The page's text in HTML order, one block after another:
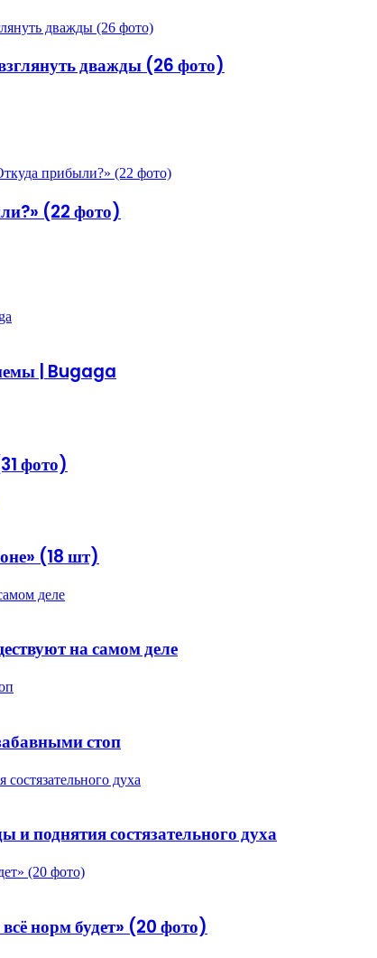
дважды (26 фото)
(22 фото)
| Bugaga
фото)
(18 шт)
деле
на самом деле
стоп
духа
поднятия состязательного духа
(20 фото)
норм будет» (20 фото)